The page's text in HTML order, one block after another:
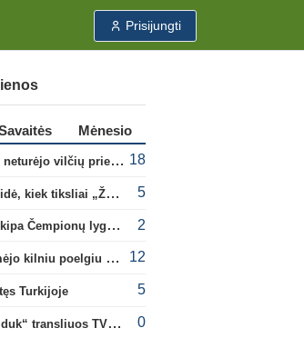
Prisijungti
Mėnesio
„Kauno Žalgiris“ neturėjo vilčių prieš „Dinamo“ 18
A. Tapinas atskleidė, kiek tiksliai „Žalgiris“ jau uždirbo iš UEFA premijų 5
V. Dambrausko ekipa Čempionų lygos atrankoje patyrė skaudžią nesėkmę 2
L. Messi pasižymėjo kilniu poelgiu dėl kilusių gaisrų Madride 12
Turkijoje 5
Dvikovas su „Hajduk“ transliuos TV3, paskutinėje transliacijoje – nauji rekordai 0